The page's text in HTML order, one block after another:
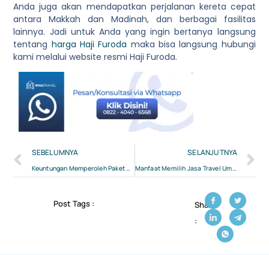
Anda juga akan mendapatkan perjalanan kereta cepat
antara Makkah dan Madinah, dan berbagai fasilitas
lainnya. Jadi untuk Anda yang ingin bertanya langsung
tentang harga Haji Furoda maka bisa langsung hubungi
kami melalui website resmi Haji Furoda.
SEBELUMNYA
Keuntungan Memperoleh Paket Umroh Hemat di Travel Terkenal
SELANJUTNYA
Manfaat Memilih Jasa Travel Umroh Jateng Terbaik dan Resmi
Post Tags :
Share
: